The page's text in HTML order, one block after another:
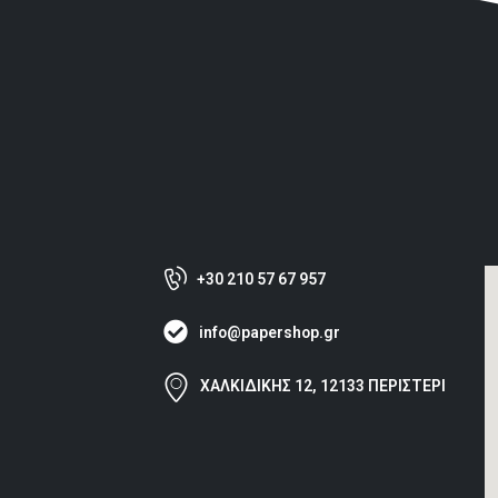
+30 210 57 67 957
info@papershop.gr
ΧΑΛΚΙΔΙΚΗΣ 12, 12133 ΠΕΡΙΣΤΕΡΙ